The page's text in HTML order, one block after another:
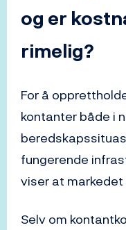
og er
rimelig?
For å
kontanter både i
fungerende
viser at
Selv om